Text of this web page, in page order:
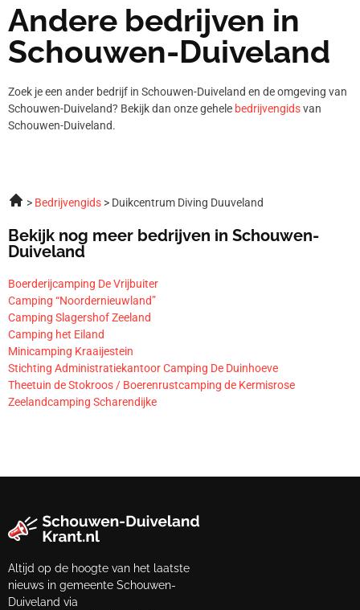
Andere bedrijven in
Schouwen-Duiveland
Zoek je een ander bedrijf in Schouwen-Duiveland en de omgeving van
Schouwen-Duiveland? Bekijk dan onze gehele bedrijvengidsvan
Schouwen-Duiveland.
Bedrijvengids Duikcentrum Diving Duuveland
Bekijk nog meer bedrijven in Schouwen-
Duiveland
Boerderijcamping De Vrijbuiter
Camping “Noordernieuwland”
Camping Slagershof Zeeland
Camping het Eiland
Minicamping Kraaijestein
Stichting Administratiekantoor Camping De Duinhoeve
Theetuin de Stokroos / Boerenrustcamping de Kermisrose
Zeelandcamping Scharendijke
Altijd op de hoogte van het laatste
nieuws in gemeente Schouwen-
Duiveland via